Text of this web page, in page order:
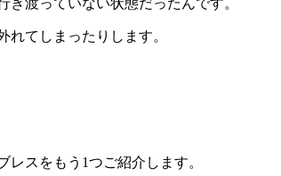
てしまったりします。
スをもう1つご紹介します。